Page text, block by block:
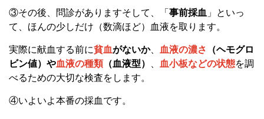
③その後、問診がありますそして、「 事前採血 」といっ
て、ほんの少しだけ（数滴ほど）血液を取ります。
実際に献血する前に貧血がないか、 血液の濃さ
（ヘモグロ
ビン値）や血液の種類（血液型） 血小板などの状態を調
べるための大切な検査をします。
④いよいよ本番の採血です。